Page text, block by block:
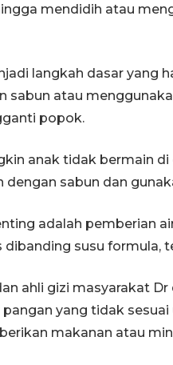
mendidih atau
langkah dasar yang
sabun atau
popok.
anak tidak bermain
sabun dan
adalah pemberian
dibanding susu formula,
ahli gizi masyarakat
yang tidak
makanan atau